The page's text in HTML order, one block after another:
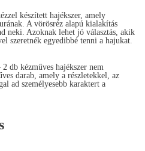
készített hajékszer, amely
A vörösréz alapú kialakítás
neki. Azoknak lehet jó választás, akik
szeretnék egyedibbé tenni a hajukat.
db kézműves hajékszer nem
darab, amely a részletekkel, az
ad személyesebb karaktert a